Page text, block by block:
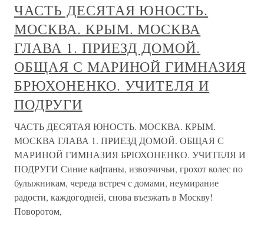
ЧАСТЬ ДЕСЯТАЯ ЮНОСТЬ.
МОСКВА. КРЫМ. МОСКВА
ГЛАВА 1. ПРИЕЗД ДОМОЙ.
ОБЩАЯ С МАРИНОЙ ГИМНАЗИЯ
БРЮХОНЕНКО. УЧИТЕЛЯ И
ПОДРУГИ
ЧАСТЬ ДЕСЯТАЯ ЮНОСТЬ. МОСКВА. КРЫМ.
МОСКВА ГЛАВА 1. ПРИЕЗД ДОМОЙ. ОБЩАЯ С
МАРИНОЙ ГИМНАЗИЯ БРЮХОНЕНКО. УЧИТЕЛЯ И
ПОДРУГИ Синие кафтаны, извозчичьи, грохот колес по
булыжникам, череда встреч с домами, неумирание
радости, каждогодней, снова въезжать в Москву!
Поворотом,